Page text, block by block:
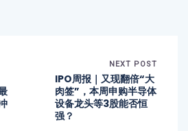
NEXT POST
IPO周报｜又现翻倍“大
肉签”，本周申购半导体
设备龙头等3股能否恒
强？